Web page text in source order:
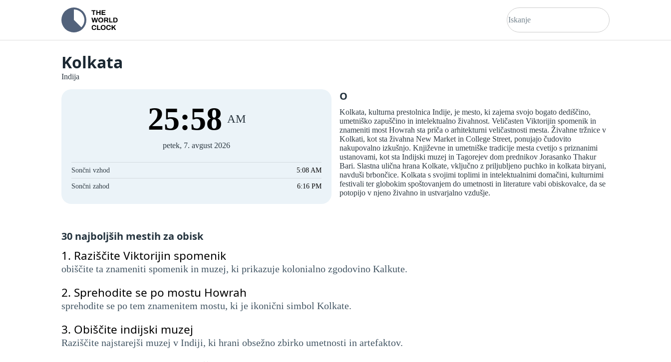
Kolkata
Indija
25:59 AM
petek, 7. avgust 2026
Sončni vzhod 5:08 AM
Sončni zahod 6:16 PM
O
Kolkata, kulturna prestolnica Indije, je mesto, ki zajema svojo bogato dediščino,
umetniško zapuščino in intelektualno živahnost. Veličasten Viktorijin spomenik in
znameniti most Howrah sta priča o arhitekturni veličastnosti mesta. Živahne tržnice v
Kolkati, kot sta živahna New Market in College Street, ponujajo čudovito
nakupovalno izkušnjo. Književne in umetniške tradicije mesta cvetijo s priznanimi
ustanovami, kot sta Indijski muzej in Tagorejev dom prednikov Jorasanko Thakur
Bari. Slastna ulična hrana Kolkate, vključno z priljubljeno puchko in kolkata biryani,
navduši brbončice. Kolkata s svojimi toplimi in intelektualnimi domačini, kulturnimi
festivali ter globokim spoštovanjem do umetnosti in literature vabi obiskovalce, da se
potopijo v njeno živahno in ustvarjalno vzdušje.
30 najboljših mestih za obisk
1. Raziščite Viktorijin spomenik
obiščite ta znameniti spomenik in muzej, ki prikazuje kolonialno zgodovino Kalkute.
2. Sprehodite se po mostu Howrah
sprehodite se po tem znamenitem mostu, ki je ikonični simbol Kolkate.
3. Obiščite indijski muzej
Raziščite najstarejši muzej v Indiji, ki hrani obsežno zbirko umetnosti in artefaktov.